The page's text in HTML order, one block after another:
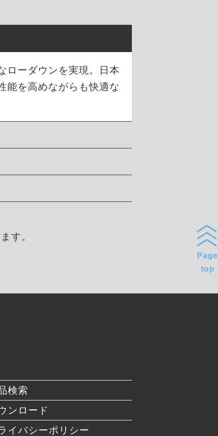
ローダウンを実現。日本
能を高めながらも快適な
す。
検索
ンロード
イバシーポリシー
Page
top